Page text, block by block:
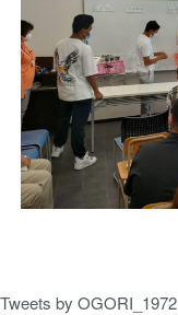
Tweets by OGORI_1972